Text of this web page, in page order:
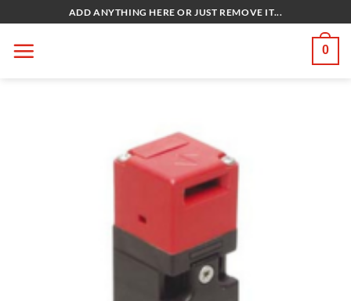
qua
nội
ADD ANYTHING HERE OR JUST REMOVE IT...
0